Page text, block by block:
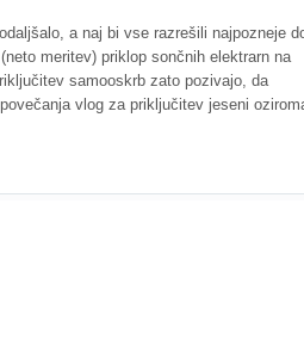
a naj bi vse razrešili najpozneje
meritev) priklop sončnih elektrarn na
samooskrb zato pozivajo, da
vlog za priključitev jeseni